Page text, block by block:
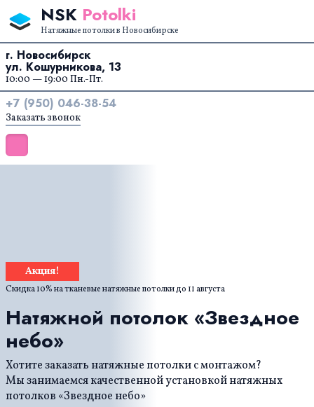
Перейти к содержанию
NSK Potolki
Натяжные потолки в Новосибирске
г. Новосибирск
ул. Кошурникова, 13
10:00 — 19:00 Пн.-Пт.
+7 (950) 046-38-54
Заказать звонок
Акция!
Скидка 10% на тканевые натяжные потолки до 11 августа
Натяжной потолок «Звездное
небо»
Хотите заказать натяжные потолки с монтажом?
Мы занимаемся качественной установкой натяжных
потолков «Звездное небо»